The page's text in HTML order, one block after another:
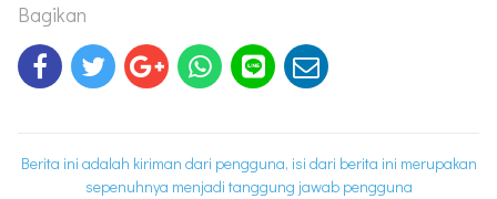
Bagikan
Berita ini adalah kiriman dari pengguna, isi dari berita ini merupakan
sepenuhnya menjadi tanggung jawab pengguna